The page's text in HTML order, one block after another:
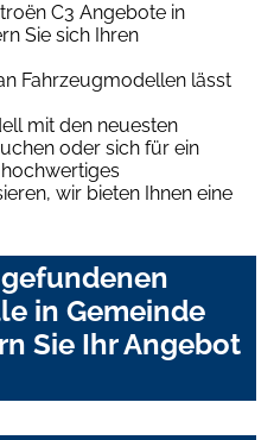
C3 Angebote in
Sie sich Ihren
Fahrzeugmodellen lässt
mit den neuesten
oder sich für ein
wir bieten Ihnen eine
in Gemeinde
Sie Ihr Angebot